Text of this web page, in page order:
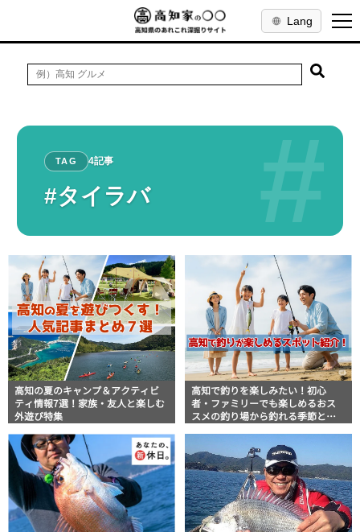
Lang
#
TAG 4記事
#タイラバ
高知の夏のキャンプ＆アクティビ
ティ情報7選！家族・友人と楽しむ
外遊び特集
高知で釣りを楽しみたい！初心
者・ファミリーでも楽しめるおス
スメの釣り場から釣れる季節と魚